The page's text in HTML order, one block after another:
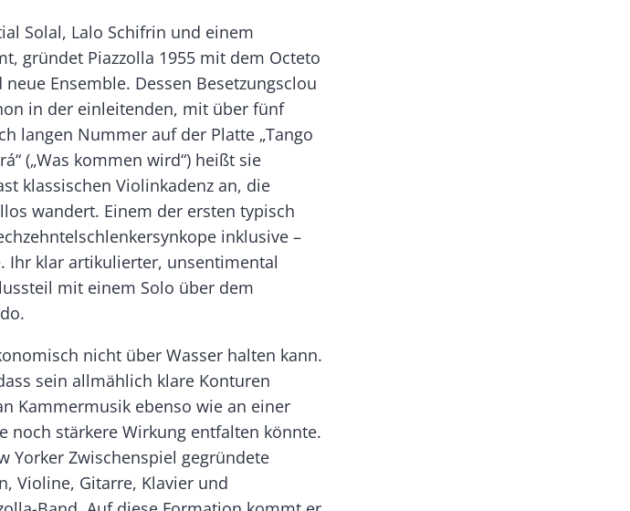
Solal, Lalo Schifrin und einem
gründet Piazzolla 1955 mit dem Octeto
Ensemble. Dessen Besetzungsclou
in der einleitenden, mit über fünf
langen Nummer auf der Platte „Tango
(„Was kommen wird“) heißt sie
klassischen Violinkadenz an, die
wandert. Einem der ersten typisch
inklusive –
Ihr klar artikulierter, unsentimental
mit einem Solo über dem
nicht über Wasser halten kann.
sein allmählich klare Konturen
Kammermusik ebenso wie an einer
noch stärkere Wirkung entfalten könnte.
Yorker Zwischenspiel gegründete
Violine, Gitarre, Klavier und